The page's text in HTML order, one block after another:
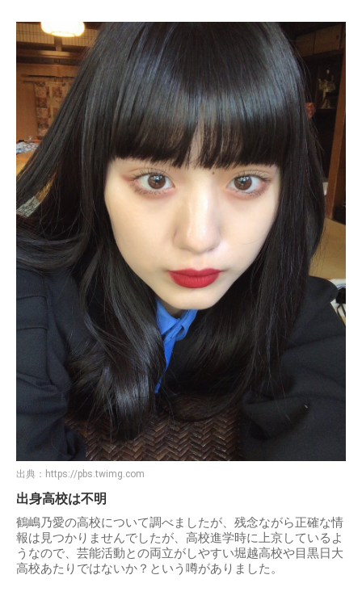
出典： https://pbs.twimg.com
出身高校は不明
鶴嶋乃愛の高校について調べましたが、残念ながら正確な情
報は見つかりませんでしたが、高校進学時に上京しているよ
うなので、芸能活動との両立がしやすい堀越高校や目黒日大
高校あたりではないか？という噂がありました。